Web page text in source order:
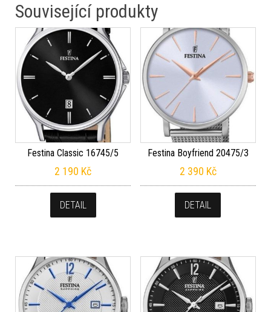
Související produkty
Festina Classic 16745/5
2 190 Kč
DETAIL
Festina Boyfriend 20475/3
2 390 Kč
DETAIL